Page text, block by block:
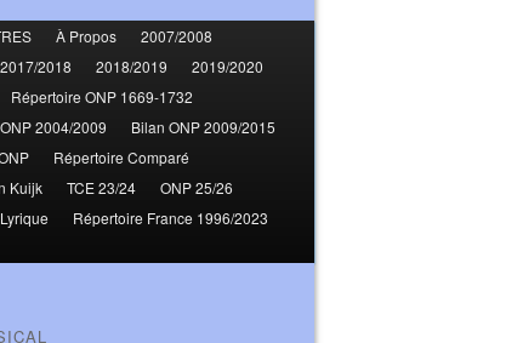
À Propos
2007/2008
2017/2018 2018/2019
2019/2020
Répertoire ONP 1669-1732
2004/2009
Bilan ONP 2009/2015
Répertoire Comparé
Kuijk TCE 23/24
ONP 25/26
Répertoire France 1996/2023